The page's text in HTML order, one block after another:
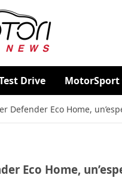
Drive MotorSport
Defender Eco Home,
Eco Home,